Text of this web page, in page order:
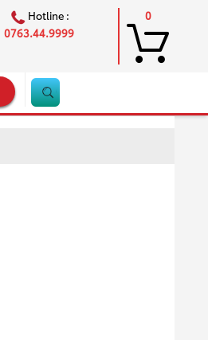
Hotline :
0763.44.9999
0